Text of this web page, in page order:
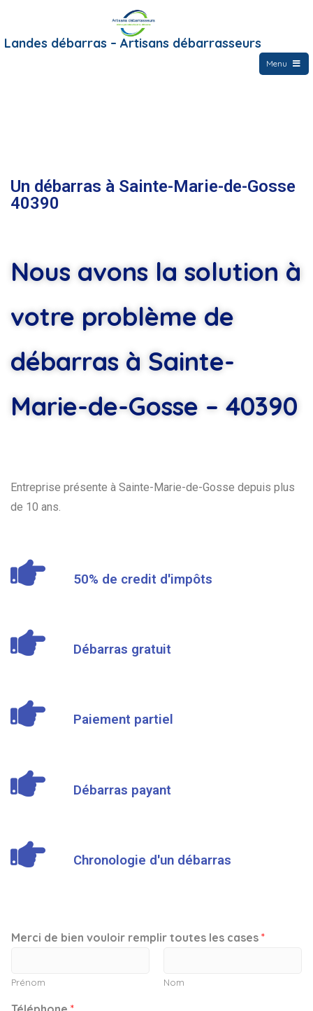
Landes débarras – Artisans débarrasseurs
Menu
Un débarras à Sainte-Marie-de-Gosse
40390
Nous avons la solution à
votre problème de
débarras à Sainte-
Marie-de-Gosse – 40390
Entreprise présente à Sainte-Marie-de-Gosse depuis plus
de 10 ans.
50% de credit d'impôts
Débarras gratuit
Paiement partiel
Débarras payant
Chronologie d'un débarras
Merci de bien vouloir remplir toutes les cases *
Prénom Nom